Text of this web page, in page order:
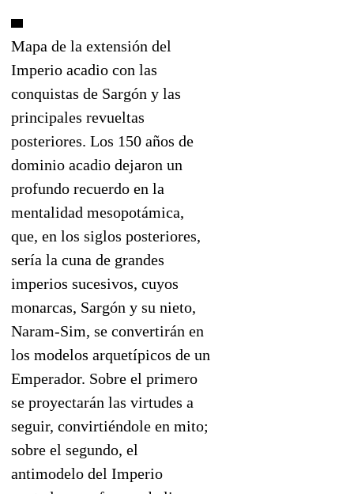
Mapa de la extensión del
Imperio acadio con las
conquistas de Sargón y las
principales revueltas
posteriores. Los 150 años de
dominio acadio dejaron un
profundo recuerdo en la
mentalidad mesopotámica,
que, en los siglos posteriores,
sería la cuna de grandes
imperios sucesivos, cuyos
monarcas, Sargón y su nieto,
Naram-Sim, se convertirán en
los modelos arquetípicos de un
Emperador. Sobre el primero
se proyectarán las virtudes a
seguir, convirtiéndole en mito;
sobre el segundo, el
antimodelo del Imperio